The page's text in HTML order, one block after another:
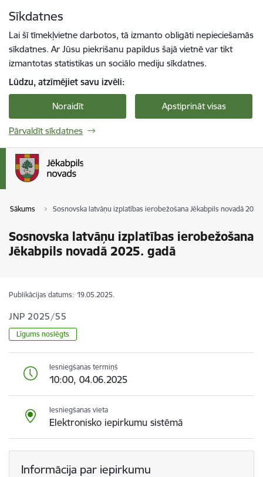
Sīkdatnes
Lai šī tīmekļvietne darbotos, tā izmanto obligāti nepieciešamās
sīkdatnes. Ar Jūsu piekrišanu papildus šajā vietnē var tikt
izmantotas statistikas un sociālo mediju sīkdatnes.
Lūdzu, atzīmējiet savu izvēli:
Noraidīt Apstiprināt visas
Pārvaldīt sīkdatnes
Sākums Sosnovska latvāņu izplatības ierobežošana Jēkabpils novadā
Sosnovska latvāņu izplatības ierobežošana
Jēkabpils novadā 2025. gadā
Publikācijas datums: 19.05.2025.
JNP 2025/55
Līgums noslēgts
Iesniegšanas termiņš
10:00, 04.06.2025
Iesniegšanas vieta
Elektronisko iepirkumu sistēmā
Informācija par iepirkumu